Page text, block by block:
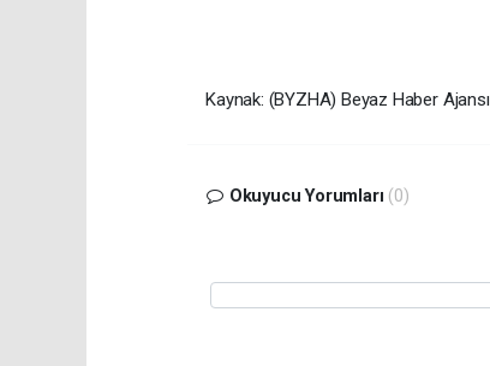
Kaynak: (BYZHA) Beyaz Haber Ajansı
Okuyucu Yorumları (0)